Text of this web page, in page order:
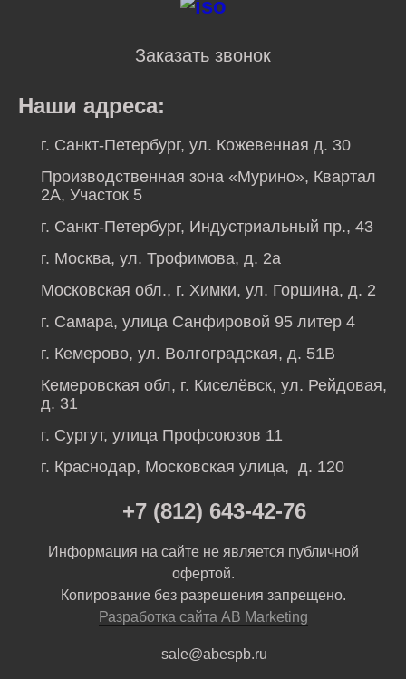
Заказать звонок
Наши адреса:
г. Санкт-Петербург, ул. Кожевенная д. 30
Производственная зона «Мурино», Квартал
2А, Участок 5
г. Санкт-Петербург, Индустриальный пр., 43
г. Москва, ул. Трофимова, д. 2а
Московская обл., г. Химки, ул. Горшина, д. 2
г. Самара, улица Санфировой 95 литер 4
г. Кемерово, ул. Волгоградская, д. 51В
Кемеровская обл, г. Киселёвск, ул. Рейдовая,
д. 31
г. Сургут, улица Профсоюзов 11
г. Краснодар, Московская улица, д. 120
+7 (812) 643-42-76
Информация на сайте не является публичной
офертой.
Копирование без разрешения запрещено.
Разработка сайта AB Marketing
sale@abespb.ru